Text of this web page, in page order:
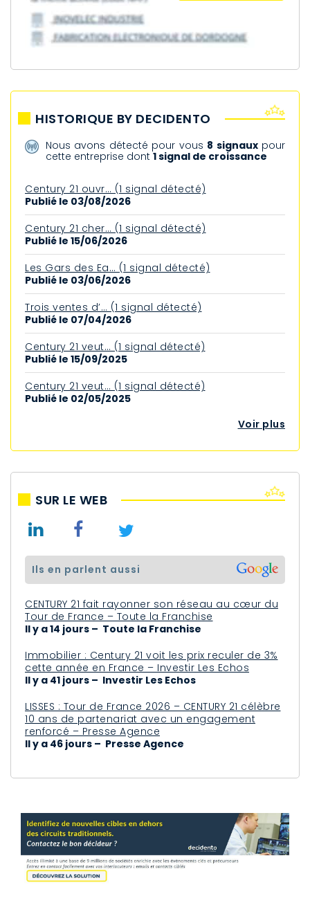
HISTORIQUE BY DECIDENTO
Nous avons détecté pour vous 8 signauxpour
cette entreprise dont1 signal de croissance
Century 21 ouvr… (1 signal détecté)
Publié le 03/08/2026
Century 21 cher… (1 signal détecté)
Publié le 15/06/2026
Les Gars des Ea… (1 signal détecté)
Publié le 03/06/2026
Trois ventes d’… (1 signal détecté)
Publié le 07/04/2026
Century 21 veut… (1 signal détecté)
Publié le 15/09/2025
Century 21 veut… (1 signal détecté)
Publié le 02/05/2025
Voir plus
SUR LE WEB
ils en parlent aussi
CENTURY 21 fait rayonner son réseau au cœur du
Tour de France – Toute la Franchise
Il y a 14 jours – Toute la Franchise
Immobilier : Century 21 voit les prix reculer de 3%
cette année en France – Investir Les Echos
Il y a 41 jours – Investir Les Echos
LISSES : Tour de France 2026 – CENTURY 21 célèbre
10 ans de partenariat avec un engagement
renforcé – Presse Agence
Il y a 46 jours – Presse Agence